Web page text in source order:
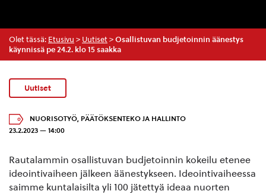
Olet tässä: Etusivu > Uutiset > Osallistuvan budjetoinnin äänestys
käynnissä pe 24.2. klo 15 saakka
Uutiset
NUORISOTYÖ, PÄÄTÖKSENTEKO JA HALLINTO
23.2.2023 — 14:00
Rautalammin osallistuvan budjetoinnin kokeilu etenee
ideointivaiheen jälkeen äänestykseen. Ideointivaiheessa
saimme kuntalaisilta yli 100 jätettyä ideaa nuorten